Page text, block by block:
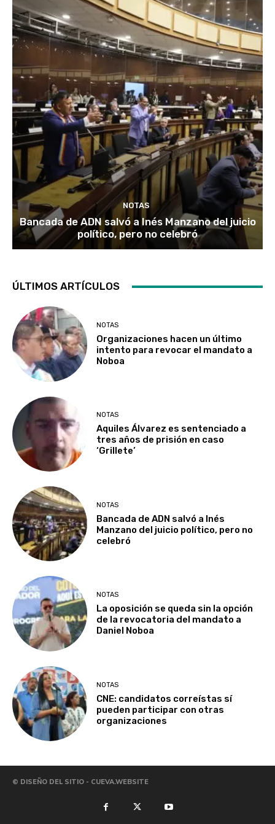
NOTAS
Bancada de ADN salvó a Inés Manzano del juicio
político, pero no celebró
ÚLTIMOS ARTÍCULOS
NOTAS
Organizaciones hacen un último
intento para revocar el mandato a
Noboa
NOTAS
Aquiles Álvarez es sentenciado a
tres años de prisión en caso
‘Grillete’
NOTAS
Bancada de ADN salvó a Inés
Manzano del juicio político, pero no
celebró
NOTAS
La oposición se queda sin la opción
de la revocatoria del mandato a
Daniel Noboa
NOTAS
CNE: candidatos correístas sí
pueden participar con otras
organizaciones
© DISEÑO DEL SITIO - CUEVA.WEBSITE